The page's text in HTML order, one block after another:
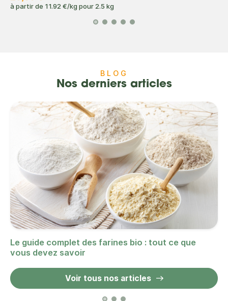
à partir de 11.92 €/kg pour2.5 kg
BLOG
Nos derniers articles
Le guide complet des farines bio : tout ce que
vous devez savoir
Voir tous nos articles